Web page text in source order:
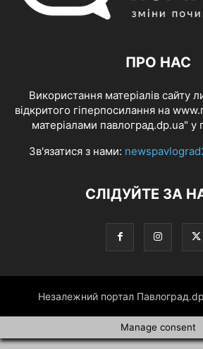
ПРО НАС
Використання матеріалів сайту
відкритого гіперпосилання на
матеріалами павлоград.dp.ua" у
Зв'язатися з нами:
СЛІДУЙТЕ ЗА
Незалежний портал
Manage consent